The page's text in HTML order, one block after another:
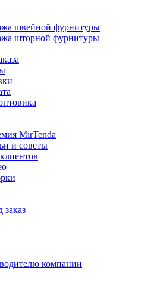
швейной фурнитуры
шторной фурнитуры
MirTenda
и советы
компании